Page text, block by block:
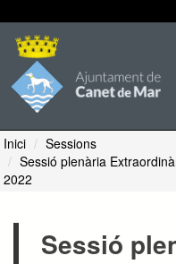
Inici
Sessions
Sessió plenària
2022
Sessió